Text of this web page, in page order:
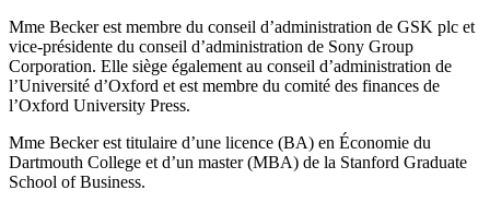
Mme Becker est membre du conseil d’administration de GSK plc et
vice-présidente du conseil d’administration de Sony Group
Corporation. Elle siège également au conseil d’administration de
l’Université d’Oxford et est membre du comité des finances de
l’Oxford University Press.
Mme Becker est titulaire d’une licence (BA) en Économie du
Dartmouth College et d’un master (MBA) de la Stanford Graduate
School of Business.